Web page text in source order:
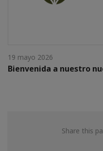
19 mayo 2026
Bienvenida a nuestro
Share this